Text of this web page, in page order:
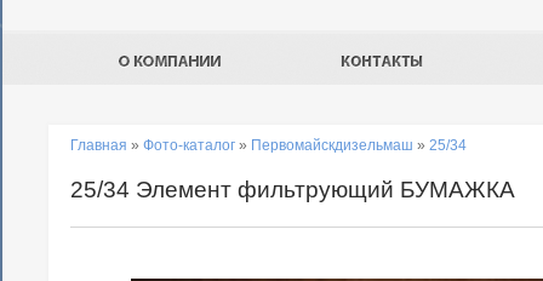
Главная » Фото-каталог » Первомайскдизельмаш » 25/34
25/34 Элемент фильтрующий БУМАЖКА